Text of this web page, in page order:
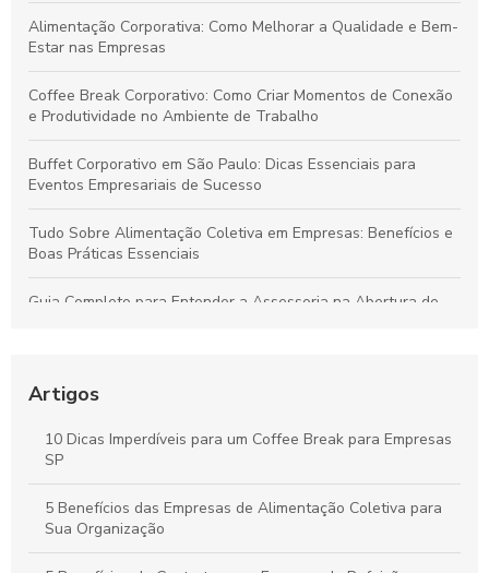
Alimentação Corporativa: Como Melhorar a Qualidade e Bem-
Estar nas Empresas
Coffee Break Corporativo: Como Criar Momentos de Conexão
e Produtividade no Ambiente de Trabalho
Buffet Corporativo em São Paulo: Dicas Essenciais para
Eventos Empresariais de Sucesso
Tudo Sobre Alimentação Coletiva em Empresas: Benefícios e
Boas Práticas Essenciais
Guia Completo para Entender a Assessoria na Abertura de
Melhorar o Ambiente de Trabalho
Estratégias para um Coffee Break Corporativo que
Potencializa a Produtividade e o Bem-Estar da Equipe
Buffet para Empresas em São Paulo: Guia Completo para
Organizar Eventos Corporativos Perfeitos
Artigos
10 Dicas Imperdíveis para um Coffee Break para Empresas
SP
5 Benefícios das Empresas de Alimentação Coletiva para
Sua Organização